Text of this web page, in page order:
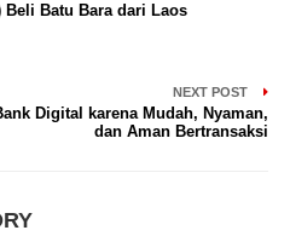
Beli Batu Bara dari Laos
NEXT POST
Digital karena Mudah, Nyaman,
dan Aman Bertransaksi